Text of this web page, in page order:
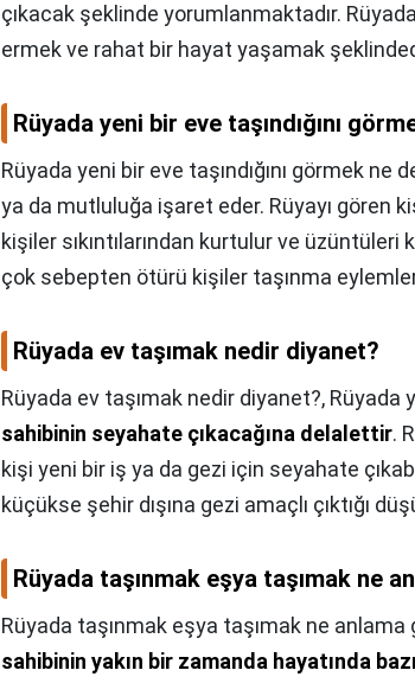
çıkacak şeklinde yorumlanmaktadır.
ermek ve rahat bir hayat yaşamak
Rüyada yeni bir eve taşındığını
Rüyada yeni bir eve taşındığını görmek ne
ya da mutluluğa işaret eder. Rüyayı gören
kişiler sıkıntılarından kurtulur ve
çok sebepten ötürü kişiler taşınma
Rüyada ev taşımak nedir diyanet?
Rüyada ev taşımak nedir diyanet?, Rüyada
sahibinin seyahate çıkacağına delalettir.
kişi yeni bir iş ya da gezi için seyahate
küçükse şehir dışına gezi amaçlı çıktığı
Rüyada taşınmak eşya taşımak ne
Rüyada taşınmak eşya taşımak ne anlama
sahibinin yakın bir zamanda hayatında